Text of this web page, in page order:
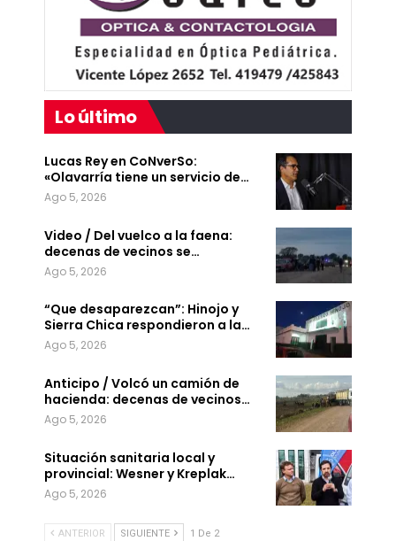
Lo último
Lucas Rey en CoNverSo:
«Olavarría tiene un servicio de…
Ago 5, 2026
Video / Del vuelco a la faena:
decenas de vecinos se…
Ago 5, 2026
“Que desaparezcan”: Hinojo y
Sierra Chica respondieron a la…
Ago 5, 2026
Anticipo / Volcó un camión de
hacienda: decenas de vecinos…
Ago 5, 2026
Situación sanitaria local y
provincial: Wesner y Kreplak…
Ago 5, 2026
ANTERIOR SIGUIENTE 1 De 2